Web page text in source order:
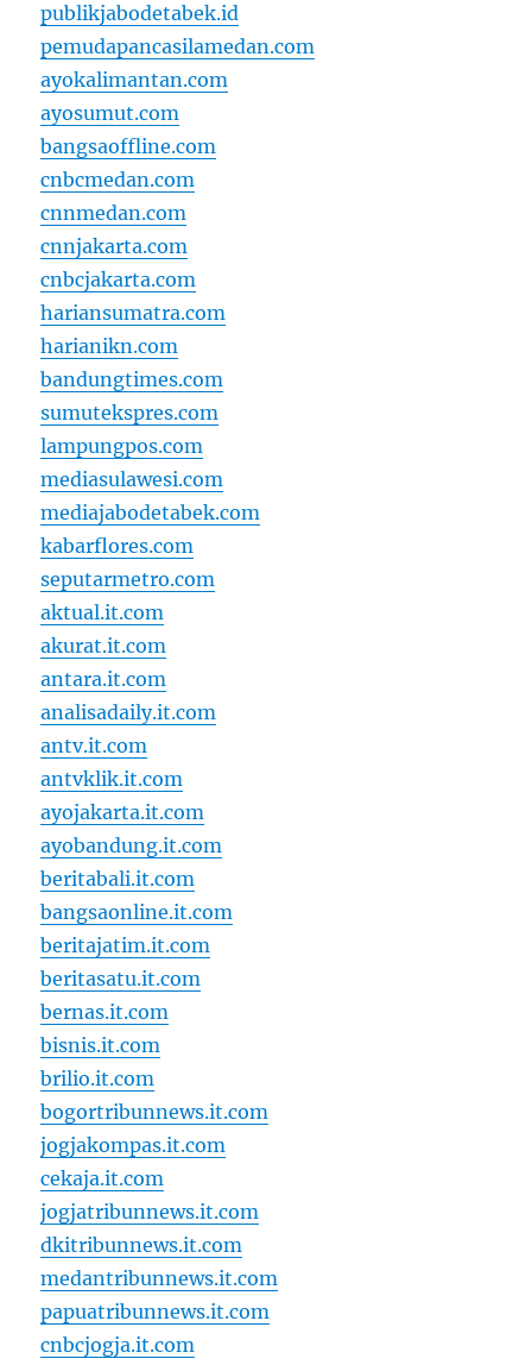
publikjabodetabek.id
pemudapancasilamedan.com
ayokalimantan.com
ayosumut.com
bangsaoffline.com
cnbcmedan.com
cnnmedan.com
cnnjakarta.com
cnbcjakarta.com
hariansumatra.com
harianikn.com
bandungtimes.com
sumutekspres.com
lampungpos.com
mediasulawesi.com
mediajabodetabek.com
kabarflores.com
seputarmetro.com
aktual.it.com
akurat.it.com
antara.it.com
analisadaily.it.com
antv.it.com
antvklik.it.com
ayojakarta.it.com
ayobandung.it.com
beritabali.it.com
bangsaonline.it.com
beritajatim.it.com
beritasatu.it.com
bernas.it.com
bisnis.it.com
brilio.it.com
bogortribunnews.it.com
jogjakompas.it.com
cekaja.it.com
jogjatribunnews.it.com
dkitribunnews.it.com
medantribunnews.it.com
papuatribunnews.it.com
cnbcjogja.it.com